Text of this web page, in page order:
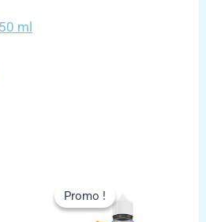
ml
Promo !
Promo !